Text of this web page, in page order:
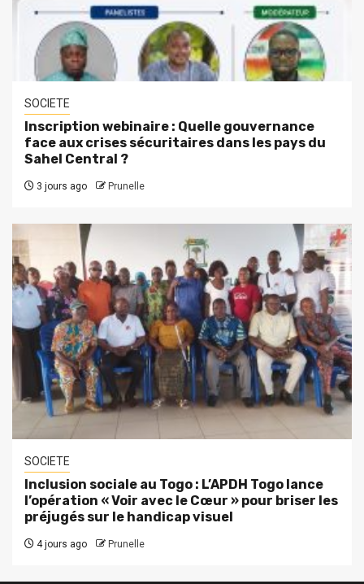
SOCIETE
Inscription webinaire : Quelle gouvernance
face aux crises sécuritaires dans les pays du
Sahel Central ?
3 jours ago Prunelle
SOCIETE
Inclusion sociale au Togo : L’APDH Togo lance
l’opération « Voir avec le Cœur » pour briser les
préjugés sur le handicap visuel
4 jours ago Prunelle